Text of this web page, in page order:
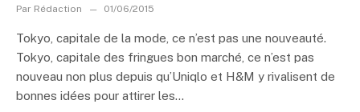
Par Rédaction 01/06/2015
Tokyo, capitale de la mode, ce n’est pas une nouveauté.
Tokyo, capitale des fringues bon marché, ce n’est pas
nouveau non plus depuis qu’Uniqlo et H&M y rivalisent de
bonnes idées pour attirer les...